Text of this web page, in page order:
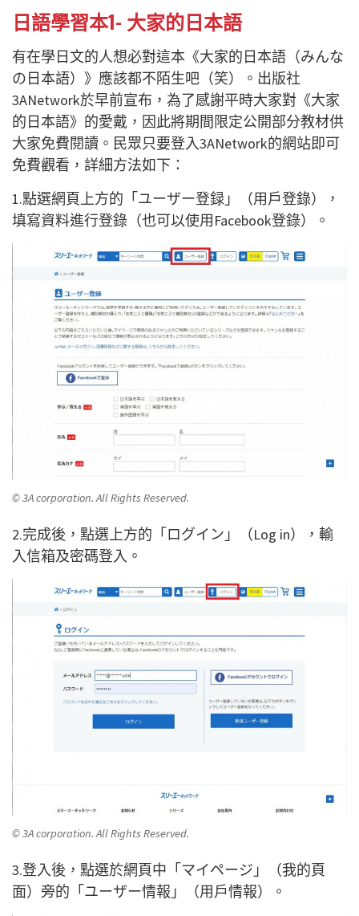
日語學習本1- 大家的日本語
有在學日文的人想必對這本《大家的日本語（みんな
の日本語）》應該都不陌生吧（笑）。出版社
3ANetwork於早前宣布，為了感謝平時大家對《大家
的日本語》的愛戴，因此將期間限定公開部分教材供
大家免費閱讀。民眾只要登入3ANetwork的網站即可
免費觀看，詳細方法如下：
1.點選網頁上方的「ユーザー登録」（用戶登錄），
填寫資料進行登錄（也可以使用Facebook登錄）。
© 3A corporation. All Rights Reserved.
2.完成後，點選上方的「ログイン」（Log in），輸
入信箱及密碼登入。
© 3A corporation. All Rights Reserved.
3.登入後，點選於網頁中「マイページ」（我的頁
面）旁的「ユーザー情報」（用戶情報）。